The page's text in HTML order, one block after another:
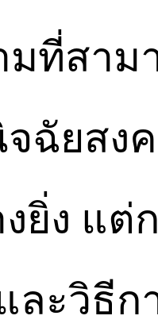
มที่สาม
ฉัยสง
งยิ่ง แ
ละวิธี